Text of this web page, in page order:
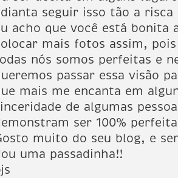
seguir isso tão a risca
acho que você está bonita
mais fotos assim,
nós somos perfeitas e
passar essa visão
mais me encanta em
de algumas
ser 100%
muito do seu blog, e
uma passadinha!!